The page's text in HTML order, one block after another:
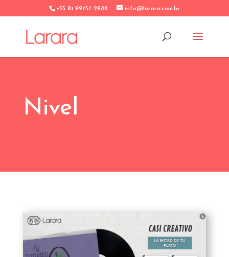
+55 81 99757-2988 info@larara.com.br
Nivel